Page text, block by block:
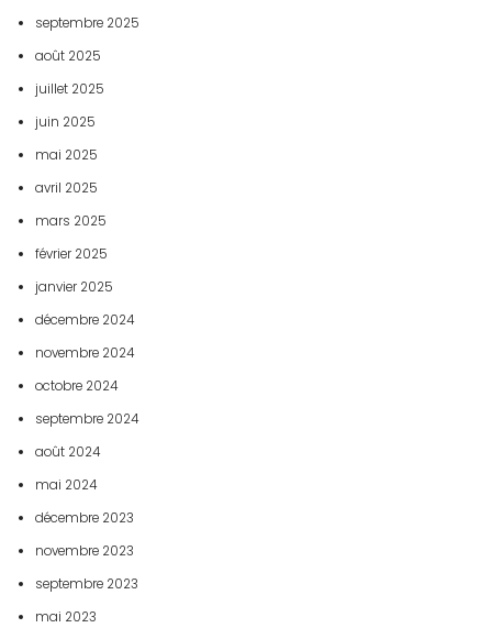
septembre 2025
août 2025
juillet 2025
juin 2025
mai 2025
avril 2025
mars 2025
février 2025
janvier 2025
décembre 2024
novembre 2024
octobre 2024
septembre 2024
août 2024
mai 2024
décembre 2023
novembre 2023
septembre 2023
mai 2023